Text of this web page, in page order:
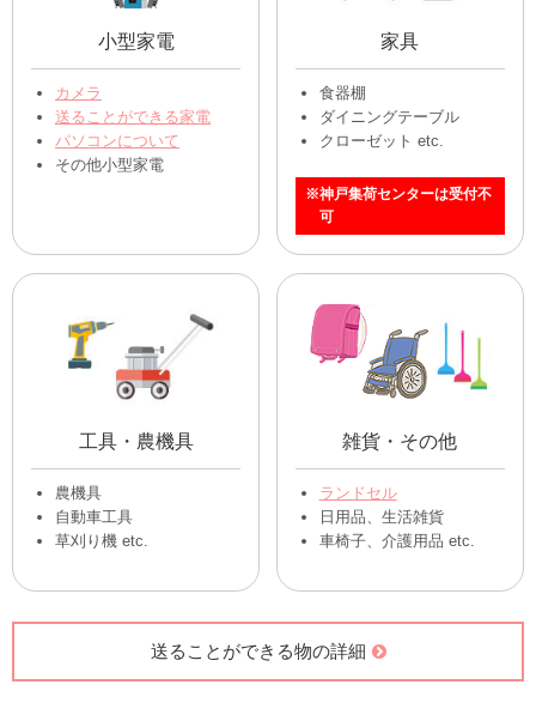
自転車
電動自転車
置物、オブジェ
壺、花瓶 etc.
小型家電
送ることができる家電
パソコンについて
その他小型家電
家具
ダイニングテーブル
クローゼット etc.